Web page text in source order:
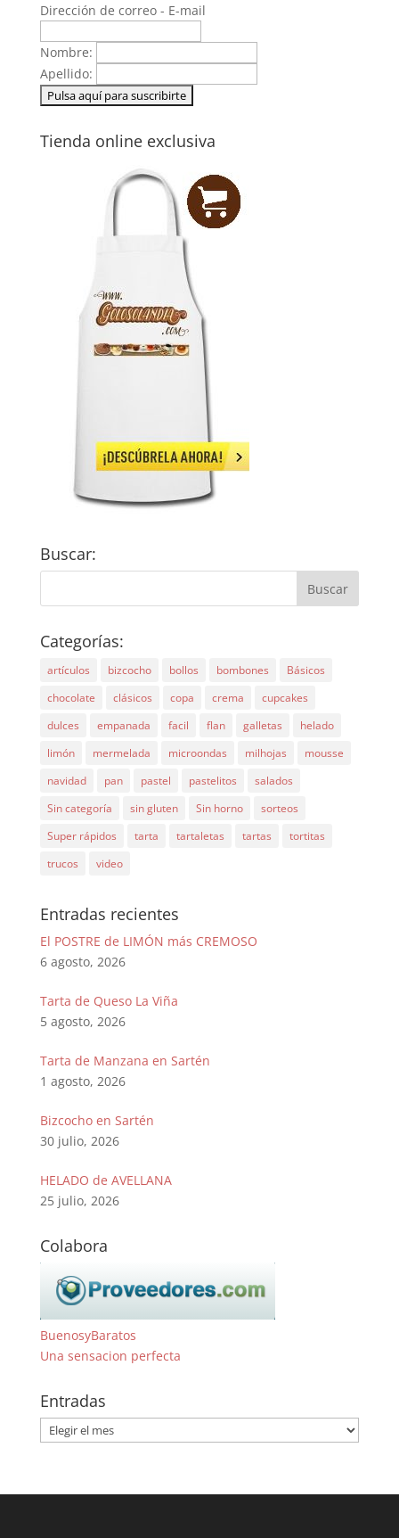
Dirección de correo - E-mail
Nombre:
Apellido:
Tienda online exclusiva
Buscar:
Categorías:
artículos bizcocho bollos bombones
Básicos
chocolate
clásicos copa crema
cupcakes
dulces
empanada facil flan galletas
helado
limón
mermelada microondas milhojas
mousse
navidad
pan pastel pastelitos
salados
Sin categoría
sin gluten Sin horno
sorteos
Super rápidos
tarta tartaletas tartas
tortitas
trucos
video
Entradas recientes
El POSTRE de LIMÓN más CREMOSO
6 agosto, 2026
Tarta de Queso La Viña
5 agosto, 2026
Tarta de Manzana en Sartén
1 agosto, 2026
Bizcocho en Sartén
30 julio, 2026
HELADO de AVELLANA
25 julio, 2026
Colabora
BuenosyBaratos
Una sensacion perfecta
Entradas
Entradas